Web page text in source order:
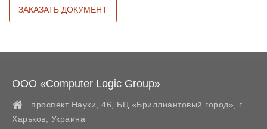
ООО «Computer Logic Group»
проспект Науки, 46, БЦ «Бриллиантовый город»,
г.
Харьков
Украина